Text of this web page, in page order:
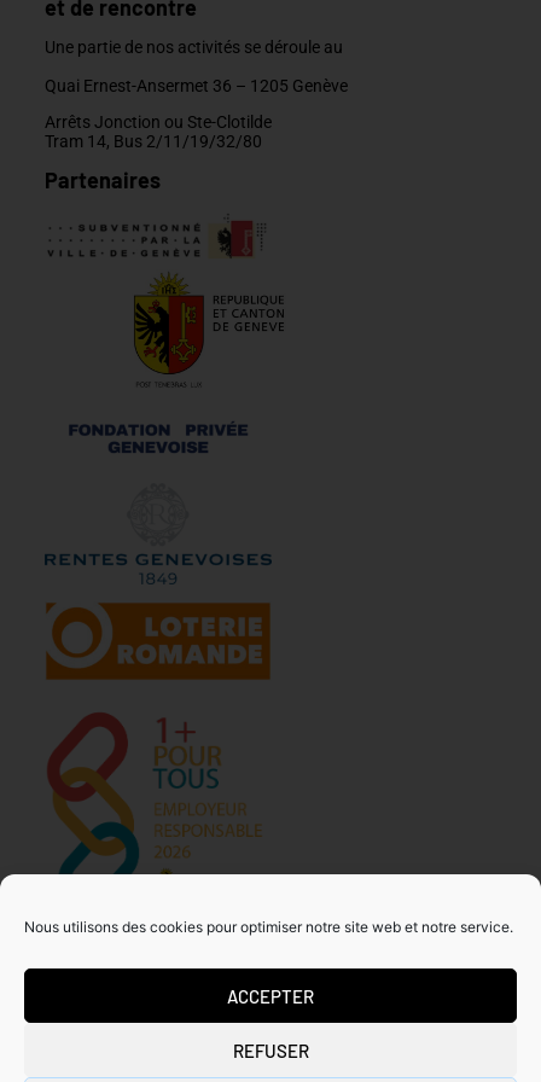
Nous utilisons des cookies pour optimiser notre site web et notre service.
ACCEPTER
REFUSER
et de rencontre
Une partie de nos activités se déroule au
Quai Ernest-Ansermet 36 – 1205 Genève
Arrêts Jonction ou Ste-Clotilde
Tram 14, Bus 2/11/19/32/80
Partenaires